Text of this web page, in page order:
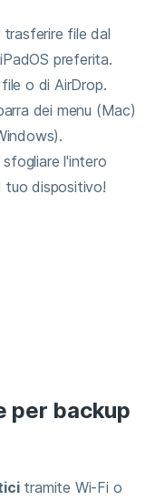
file dal
preferita.
o di AirDrop.
dei menu (Mac)
l'intero
dispositivo!
per backup
tramite Wi-Fi o